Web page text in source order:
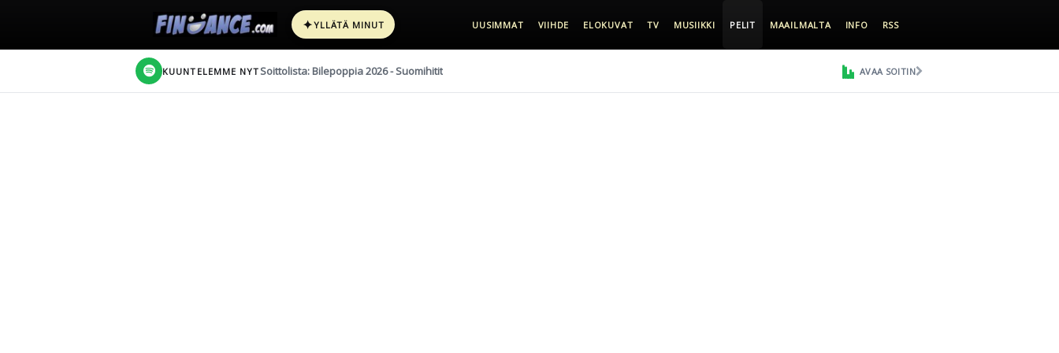
✦YLLÄTÄ MINUT UUSIMMAT VIIHDE ELOKUVAT TV MUSIIKKI PELIT MAAILMALTA INFO RSS
KUUNTELEMME NYT Soittolista: Bilepoppia 2026 - Suomihitit AVAA SOITIN